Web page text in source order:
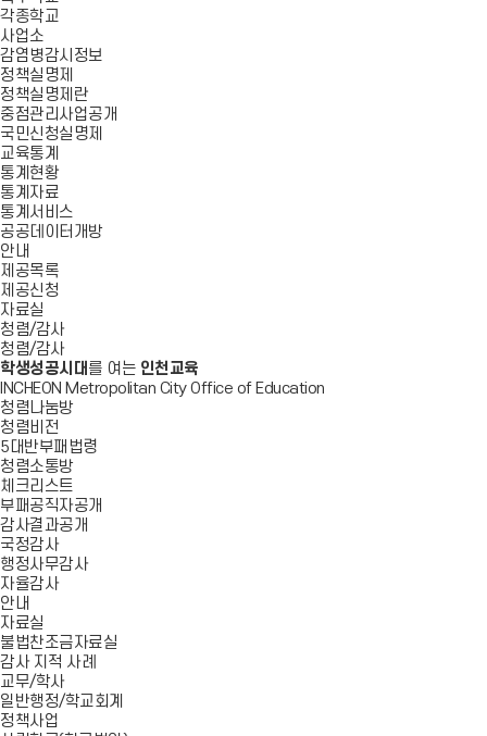
각종학교
사업소
감염병감시정보
정책실명제
정책실명제란
중점관리사업공개
국민신청실명제
교육통계
통계현황
통계자료
통계서비스
공공데이터개방
안내
제공목록
제공신청
자료실
청렴/감사
청렴/감사
학생성공시대 를 여는 인천교육
INCHEON Metropolitan City Office of Education
청렴나눔방
청렴비전
5대반부패법령
청렴소통방
체크리스트
부패공직자공개
감사결과공개
국정감사
행정사무감사
자율감사
안내
자료실
불법찬조금자료실
감사 지적 사례
교무/학사
일반행정/학교회계
정책사업